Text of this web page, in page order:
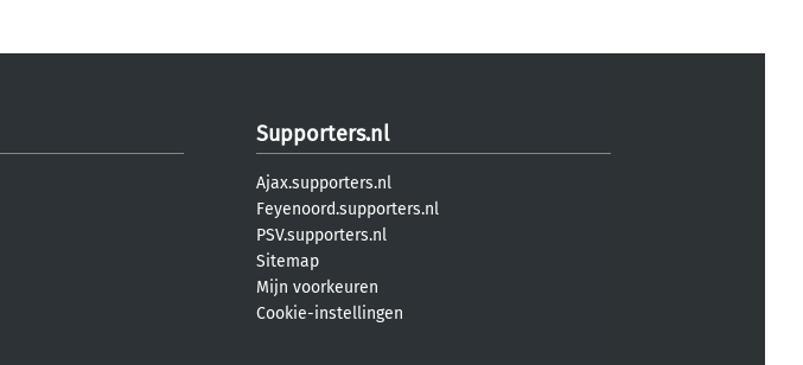
Supporters.nl
Ajax.supporters.nl
Feyenoord.supporters.nl
PSV.supporters.nl
Sitemap
Mijn voorkeuren
Cookie-instellingen